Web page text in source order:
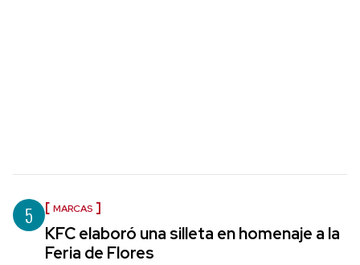
5 MARCAS
KFC elaboró una silleta en homenaje a la
Feria de Flores